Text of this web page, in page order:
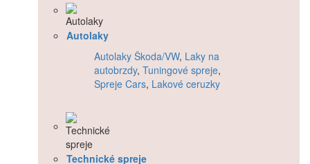
Autolaky
Autolaky Škoda/VW, Laky na
autobrzdy, Tuningové spreje,
Spreje Cars, Lakové ceruzky
Technické spreje